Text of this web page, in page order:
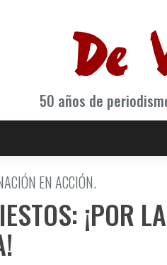
50 años de
EN ACCIÓN.
¡POR